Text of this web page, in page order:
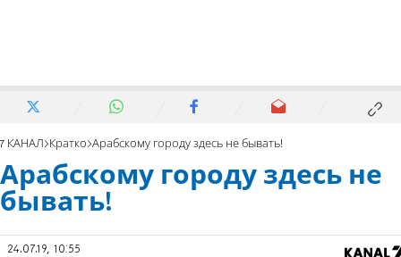
7 КАНАЛ Кратко Арабскому городу здесь не бывать!
Арабскому городу здесь не
бывать!
24.07.19, 10:55